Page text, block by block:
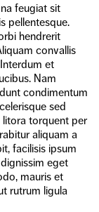
feugiat sit
pellentesque.
hendrerit
convallis
et
Nam
condimentum
sed
litora torquent per
aliquam a
facilisis ipsum
eget
mauris et
rutrum ligula